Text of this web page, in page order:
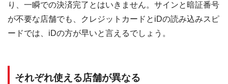
り、一瞬での決済完了とはいきません。サインと暗証番号
が不要な店舗でも、クレジットカードとiDの読み込みスピ
ードでは、iDの方が早いと言えるでしょう。
それぞれ使える店舗が異なる